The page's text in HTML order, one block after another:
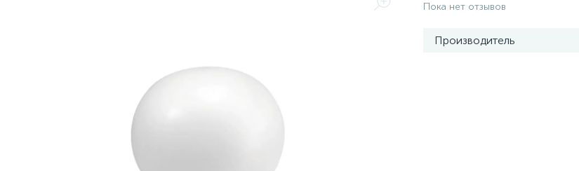
Пока нет отзывов
Производитель